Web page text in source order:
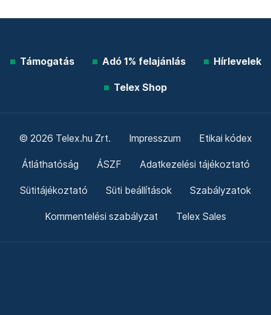
Támogatás Adó 1% felajánlás Hírlevelek
Telex Shop
© 2026 Telex.hu Zrt. Impresszum Etikai kódex
Átláthatóság ÁSZF Adatkezelési tájékoztató
Sütitájékoztató Süti beállítások Szabályzatok
Kommentelési szabályzat Telex Sales